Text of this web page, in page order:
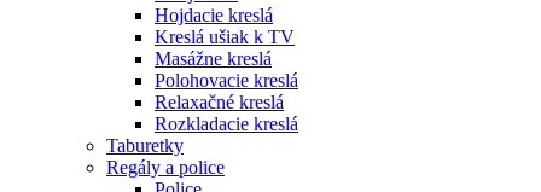
Hojdacie kreslá
Kreslá ušiak k TV
Masážne kreslá
Polohovacie kreslá
Relaxačné kreslá
Rozkladacie kreslá
Taburetky
Regály a police